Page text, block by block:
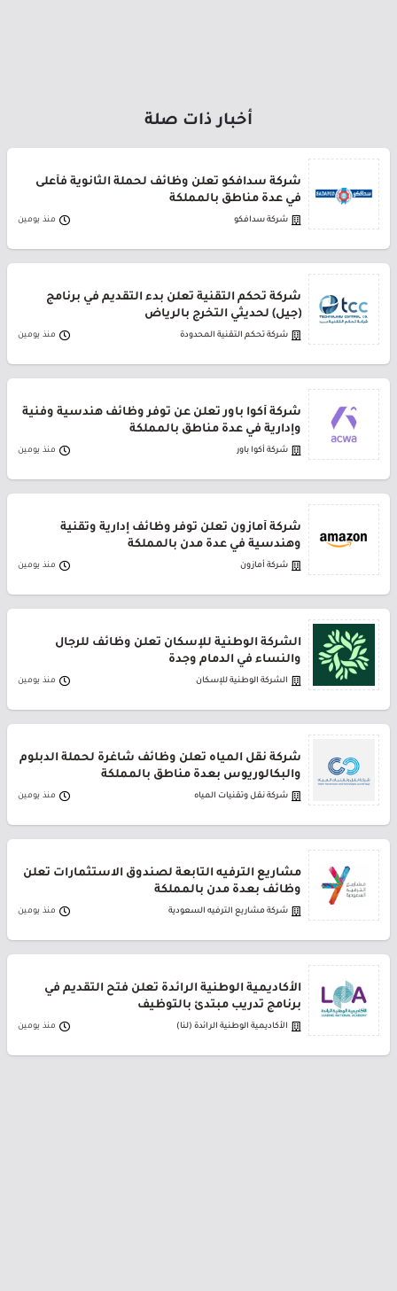
أخبار ذات صلة
شركة سدافكو تعلن وظائف لحملة الثانوية فأعلى
في عدة مناطق بالمملكة
شركة سدافكو منذ يومين
شركة تحكم التقنية تعلن بدء التقديم في برنامج
(جيل) لحديثي التخرج بالرياض
شركة تحكم التقنية المحدودة منذ يومين
شركة أكوا باور تعلن عن توفر وظائف هندسية وفنية
وإدارية في عدة مناطق بالمملكة
شركة أكوا باور منذ يومين
شركة أمازون تعلن توفر وظائف إدارية وتقنية
وهندسية في عدة مدن بالمملكة
شركة أمازون منذ يومين
الشركة الوطنية للإسكان تعلن وظائف للرجال
والنساء في الدمام وجدة
الشركة الوطنية للإسكان منذ يومين
شركة نقل المياه تعلن وظائف شاغرة لحملة الدبلوم
والبكالوريوس بعدة مناطق بالمملكة
شركة نقل وتقنيات المياه منذ يومين
مشاريع الترفيه التابعة لصندوق الاستثمارات تعلن
وظائف بعدة مدن بالمملكة
شركة مشاريع الترفيه السعودية منذ يومين
الأكاديمية الوطنية الرائدة تعلن فتح التقديم في
برنامج تدريب مبتدئ بالتوظيف
الأكاديمية الوطنية الرائدة (لنا) منذ يومين